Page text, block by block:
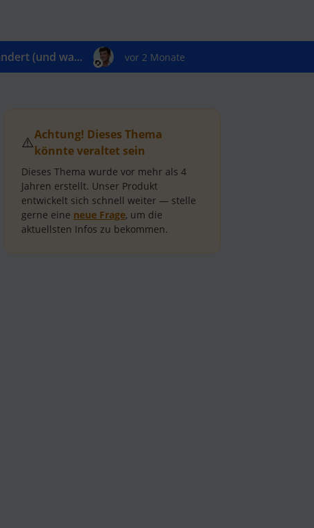
(und wa... vor 2 Monate
⚠️Achtung! Dieses Thema
könnte veraltet sein
Dieses Thema wurde vor mehr als 4
Jahren erstellt. Unser Produkt
entwickelt sich schnell weiter — stelle
gerne eine neue Frage, um die
aktuellsten Infos zu bekommen.